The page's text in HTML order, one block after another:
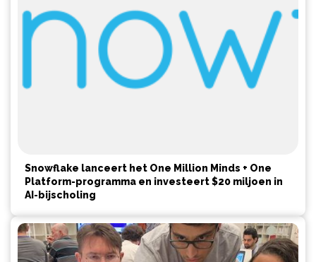
Snowflake lanceert het One Million Minds + One
Platform-programma en investeert $20 miljoen in
AI-bijscholing